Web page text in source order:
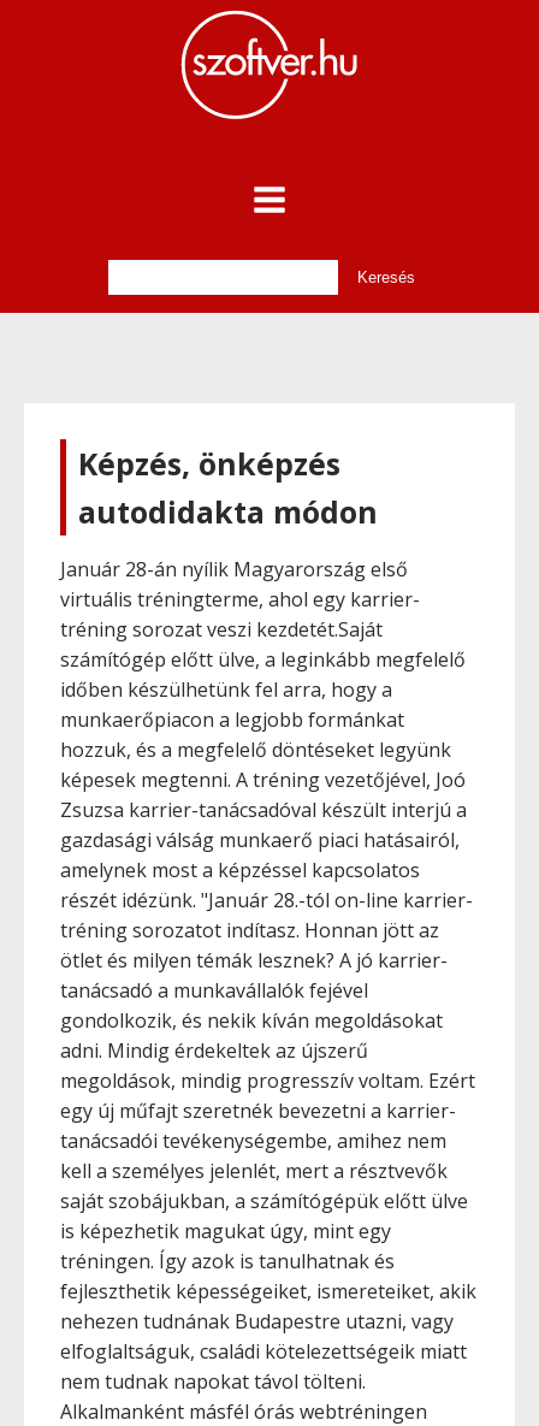
Képzés, önképzés
autodidakta módon
Január 28-án nyílik Magyarország első
virtuális tréningterme, ahol egy karrier-
tréning sorozat veszi kezdetét.Saját
számítógép előtt ülve, a leginkább megfelelő
időben készülhetünk fel arra, hogy a
munkaerőpiacon a legjobb formánkat
hozzuk, és a megfelelő döntéseket legyünk
képesek megtenni. A tréning vezetőjével, Joó
Zsuzsa karrier-tanácsadóval készült interjú a
gazdasági válság munkaerő piaci hatásairól,
amelynek most a képzéssel kapcsolatos
részét idézünk. "Január 28.-tól on-line karrier-
tréning sorozatot indítasz. Honnan jött az
ötlet és milyen témák lesznek? A jó karrier-
tanácsadó a munkavállalók fejével
gondolkozik, és nekik kíván megoldásokat
adni. Mindig érdekeltek az újszerű
megoldások, mindig progresszív voltam. Ezért
egy új műfajt szeretnék bevezetni a karrier-
tanácsadói tevékenységembe, amihez nem
kell a személyes jelenlét, mert a résztvevők
saját szobájukban, a számítógépük előtt ülve
is képezhetik magukat úgy, mint egy
tréningen. Így azok is tanulhatnak és
fejleszthetik képességeiket, ismereteiket, akik
nehezen tudnának Budapestre utazni, vagy
elfoglaltságuk, családi kötelezettségeik miatt
nem tudnak napokat távol tölteni.
Alkalmanként másfél órás webtréningen